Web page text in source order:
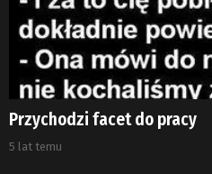
Przychodzi facet do pracy
5 lat temu